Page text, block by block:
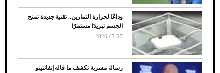
وداعًا لحرارة التمارين.. تقنية جديدة تمنح
الجسم تبريدًا مستمرًا
2026-07-27
رسالة مسربة تكشف ما قاله إنفانتينو